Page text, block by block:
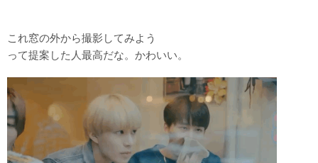
これ窓の外から撮影してみよう
って提案した人最高だな。かわいい。